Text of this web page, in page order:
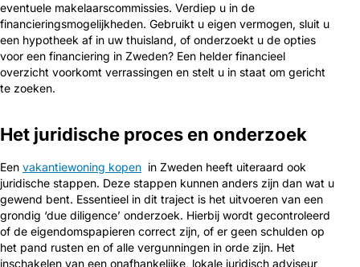
eventuele makelaarscommissies. Verdiep u in de
financieringsmogelijkheden. Gebruikt u eigen vermogen, sluit u
een hypotheek af in uw thuisland, of onderzoekt u de opties
voor een financiering in Zweden? Een helder financieel
overzicht voorkomt verrassingen en stelt u in staat om gericht
te zoeken.
Het juridische proces en onderzoek
Een vakantiewoning kopen in Zweden heeft uiteraard ook
juridische stappen. Deze stappen kunnen anders zijn dan wat u
gewend bent. Essentieel in dit traject is het uitvoeren van een
grondig ‘due diligence’ onderzoek. Hierbij wordt gecontroleerd
of de eigendomspapieren correct zijn, of er geen schulden op
het pand rusten en of alle vergunningen in orde zijn. Het
inschakelen van een onafhankelijke, lokale juridisch adviseur